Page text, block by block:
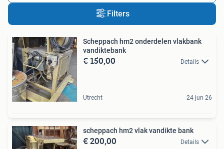
Filters
Scheppach hm2 onderdelen vlakbank
vandiktebank
€ 150,00 Details
Utrecht 24 jun 26
scheppach hm2 vlak vandikte bank
€ 200,00 Details